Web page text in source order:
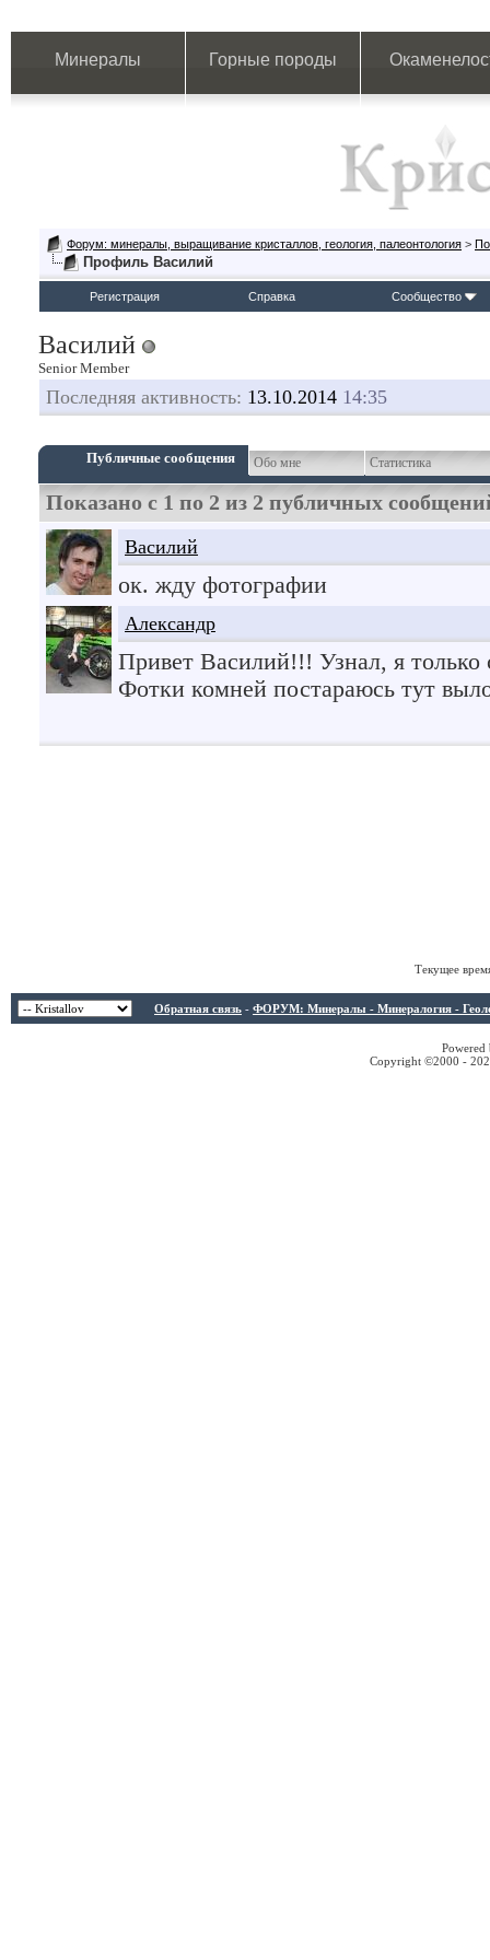
Минералы Горные породы
Форум: минералы, выращивание кристаллов, геология, палеонтология >
Профиль Василий
Регистрация Справка Сообщество
Василий
Senior Member
Последняя активность: 13.10.2014 14:35
Публичные сообщения Обо мне Статистика
Показано с 1 по 2 из 2 публичных
Василий
ок. жду фотографии
Александр
Привет Василий!!! Узнал, я только
Фотки комней постараюсь тут
Текущее
Обратная связь - ФОРУМ: Минералы - Минералогия -
Copyright ©2000 -